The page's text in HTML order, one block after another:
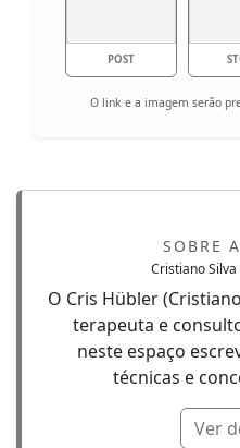
POST
O link e a imagem serão
SOBRE
Cristiano
O Cris Hübler
terapeuta e
neste espaço
técnicas e
Ver